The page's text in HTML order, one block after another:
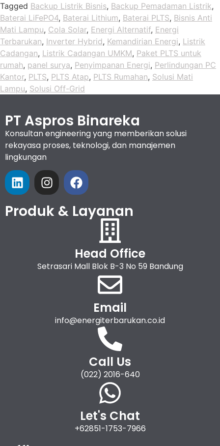
Tagged Backup Listrik Bisnis, Backup Pemadaman Listrik,
Baterai LiFePO4, Baterai Lithium, Baterai PLTS, Bisnis Anti
Mati Lampu, Cola Solar, Energi Alternatif, Energi
Terbarukan, Inverter Hybrid, Kemandirian Energi, Listrik
Cadangan, Listrik Cadangan UMKM, Paket PLTS untuk
rumah, panel surya, Penyimpanan Energi, Perlindungan PC
Kantor, PLTS, PLTS Atap, PLTS Rumahan, Solusi Mati
Lampu, Solusi Off-Grid
PT Aspros Binareka
Konsultan engineering yang memberikan solusi
rekayasa proses, teknologi, dan manajemen
lingkungan
Produk & Layanan
Head Office
Setrasari Mall Blok B-3 No 59 Bandung
Email
info@energiterbarukan.co.id
Call Us
(022) 2016-640
Let's Chat
+62851-1753-7966